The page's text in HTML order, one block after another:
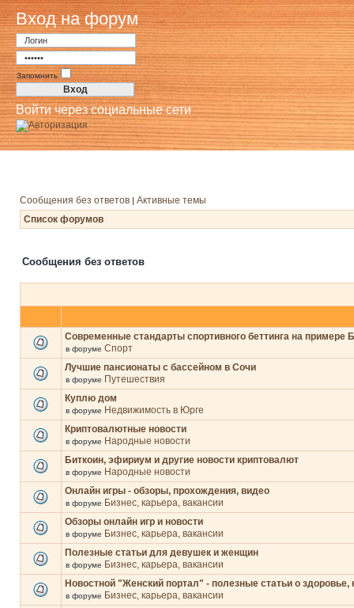
Вход на форум
Запомнить
Войти через социальные сети
Сообщения без ответов | Активные темы
Список форумов
Сообщения без ответов
Современные стандарты спортивного беттинга на примере
в форуме Спорт
Лучшие пансионаты с бассейном в Сочи
в форуме Путешествия
Куплю дом
в форуме Недвижимость в Юрге
Криптовалютные новости
в форуме Народные новости
Биткоин, эфириум и другие новости криптовалют
в форуме Народные новости
Онлайн игры - обзоры, прохождения, видео
в форуме Бизнес, карьера, вакансии
Обзоры онлайн игр и новости
в форуме Бизнес, карьера, вакансии
Полезные статьи для девушек и женщин
в форуме Бизнес, карьера, вакансии
Новостной "Женский портал" - полезные статьи о здоровье,
в форуме Бизнес, карьера, вакансии